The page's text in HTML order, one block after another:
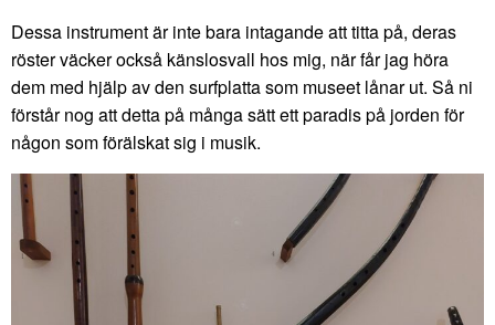
Dessa instrument är inte bara intagande att titta på, deras
röster väcker också känslosvall hos mig, när får jag höra
dem med hjälp av den surfplatta som museet lånar ut. Så ni
förstår nog att detta på många sätt ett paradis på jorden för
någon som förälskat sig i musik.